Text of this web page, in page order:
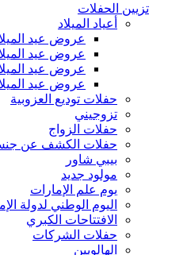
تزيين الحفلات
أعياد الميلاد
عروض عيد
عروض عيد
عروض عيد
عروض عيد
حفلات توديع العزوبية
تزوجيني
حفلات الزواج
حفلات الكشف عن
بيبي شاور
مولود جديد
يوم علم الإمارات
اليوم الوطني لدولة
الافتتاحات الكبري
حفلات الشركات
الهالويين